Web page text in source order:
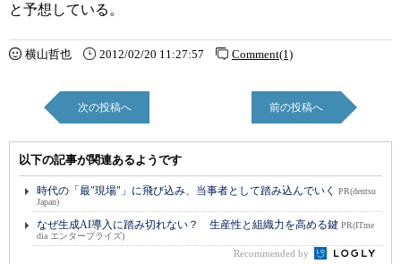
と予想している。
横山哲也 2012/02/20 11:27:57 Comment(1)
次の投稿へ 前の投稿へ
以下の記事が関連あるようです
時代の「最"現場"」に飛び込み、当事者として踏み込んでいく
PR(dentsu
Japan)
なぜ生成AI導入に踏み切れない？ 生産性と組織力を高める鍵 PR(ITme
dia エンタープライズ)
Recommended by